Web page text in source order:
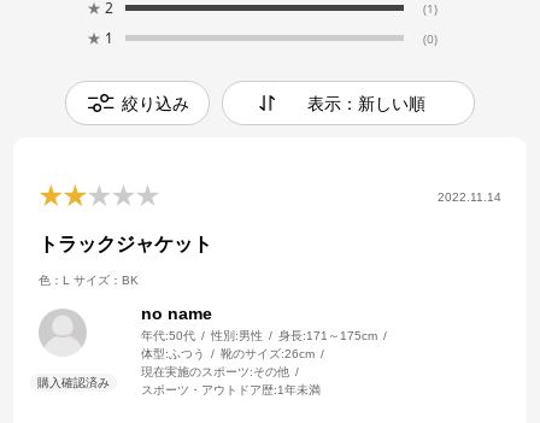
★ 2 (1)
★ 1 (0)
絞り込み 表示：新しい順
2022.11.14
トラックジャケット
色：L サイズ：BK
no name
年代:50代 性別:男性 身長:171～175cm
体型: ふつう 靴のサイズ:26cm
現在実施のスポーツ:その他
スポーツ・アウトドア歴:1年未満